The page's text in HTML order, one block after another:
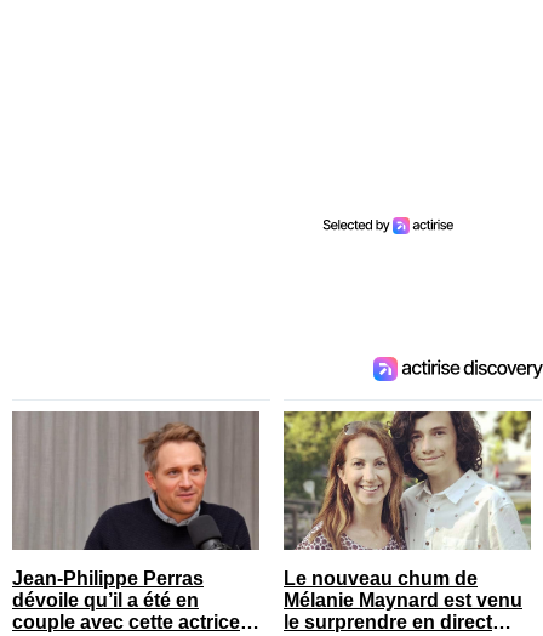
Jean-Philippe Perras
dévoile qu’il a été en
couple avec cette actrice
Le nouveau chum de
Mélanie Maynard est venu
le surprendre en direct